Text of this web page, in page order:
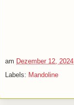
am Dezember 12, 2024
Labels: Mandoline